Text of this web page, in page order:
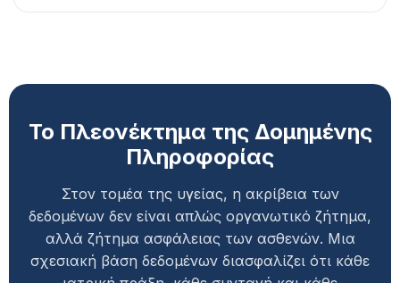
Το Πλεονέκτημα της Δομημένης
Πληροφορίας
Στον τομέα της υγείας, η ακρίβεια των
δεδομένων δεν είναι απλώς οργανωτικό ζήτημα,
αλλά ζήτημα ασφάλειας των ασθενών. Μια
σχεσιακή βάση δεδομένων διασφαλίζει ότι κάθε